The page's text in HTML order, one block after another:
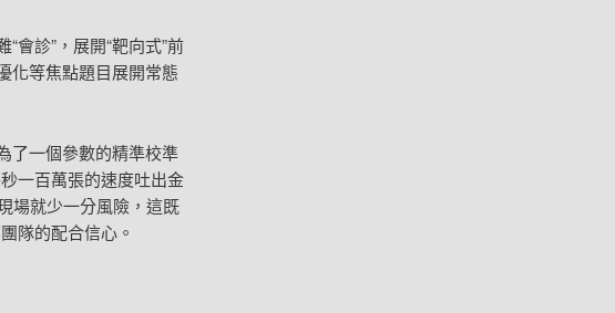
會診”，展開“靶向式”前
化等焦點題目展開常態
了一個參數的精準校準
一百萬張的速度吐出金
場就少一分風險，這既
隊的配合信心。